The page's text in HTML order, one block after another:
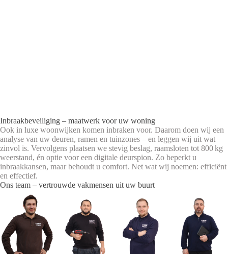
Inbraakbeveiliging – maatwerk voor uw woning
Ook in luxe woonwijken komen inbraken voor. Daarom doen wij een
analyse van uw deuren, ramen en tuinzones – en leggen wij uit wat
zinvol is. Vervolgens plaatsen we stevig beslag, raamsloten tot 800 kg
weerstand, én optie voor een digitale deurspion. Zo beperkt u
inbraakkansen, maar behoudt u comfort. Net wat wij noemen: efficiënt
en effectief.
Ons team – vertrouwde vakmensen uit uw buurt